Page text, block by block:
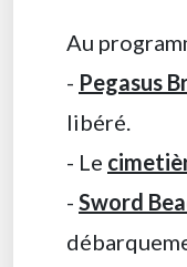
Au
- Pegasus
libéré.
- Le
- Sword